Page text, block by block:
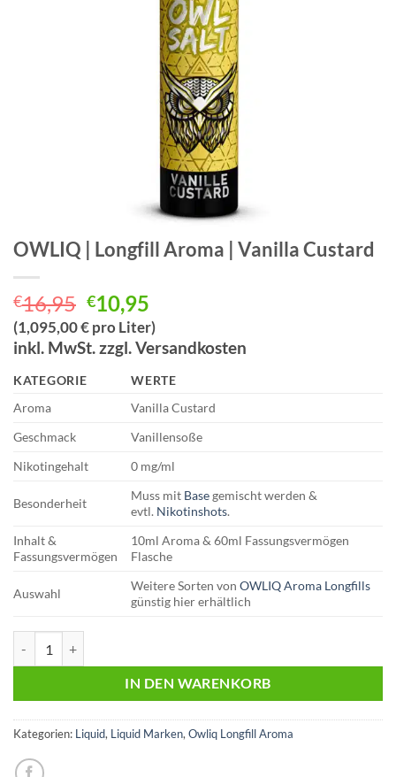
OWLIQ | Longfill Aroma | Vanilla Custard
€16,95 Ursprünglicher
Preis
war:
€10,95
Preis
ist:
(1,095,00 € pro Liter)
inkl. MwSt. zzgl. Versandkosten
KATEGORIE
WERTE
Aroma
Vanilla Custard
Geschmack
Vanillensoße
Nikotingehalt
0 mg/ml
Besonderheit
Muss mit Basegemischt werden &
evtl. Nikotinshots.
Inhalt &
Fassungsvermögen
10ml Aroma & 60ml Fassungsvermögen
Flasche
Auswahl
Weitere Sorten vonOWLIQ Aroma Longfills
günstig hier erhältlich
IN DEN WARENKORB
Kategorien: Liquid, Liquid Marken, Owliq Longfill Aroma